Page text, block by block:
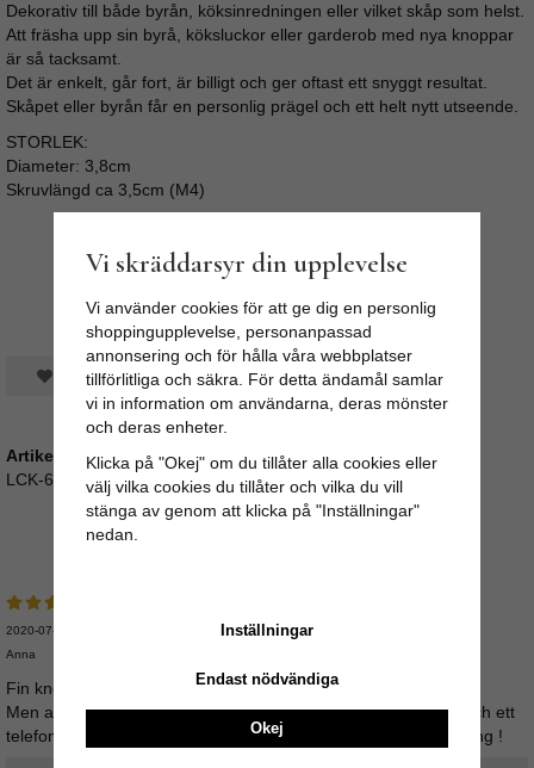
Dekorativ till både byrån, köksinredningen eller vilket skåp som helst.
Att fräsha upp sin byrå, köksluckor eller garderob med nya knoppar
är så tacksamt.
Det är enkelt, går fort, är billigt och ger oftast ett snyggt resultat.
Skåpet eller byrån får en personlig prägel och ett helt nytt utseende.
STORLEK:
Diameter: 3,8cm
Skruvlängd ca 3,5cm (M4)
Spara som favorit
Artikelnummer:
LCK-63
Medelbetyg
2020-07-25
Anna
Fin knopp och snabb leverans !
Men andra beställningen har jag aldrig fått och trots två mail och ett
telefonsamtal denna vecka återkopplar de inte till mig. Skärpning !
Vi skräddarsyr din upplevelse
Vi använder cookies för att ge dig en personlig
shoppingupplevelse, personanpassad
annonsering och för hålla våra webbplatser
tillförlitliga och säkra. För detta ändamål samlar
vi in information om användarna, deras mönster
och deras enheter.
Klicka på "Okej" om du tillåter alla cookies eller
välj vilka cookies du tillåter och vilka du vill
stänga av genom att klicka på "Inställningar"
nedan.
Inställningar
Endast nödvändiga
Okej